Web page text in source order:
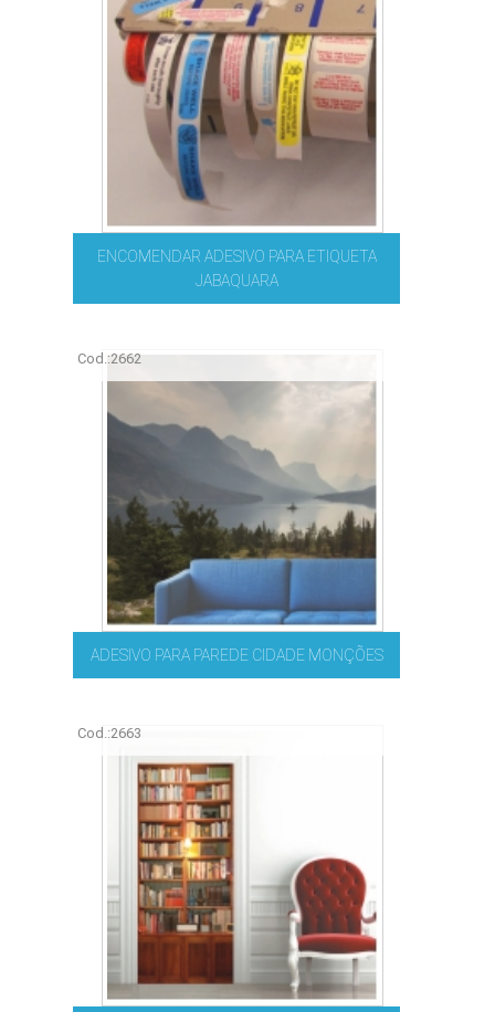
ENCOMENDAR ADESIVO PARA ETIQUETA
JABAQUARA
Cod.:2662
ADESIVO PARA PAREDE CIDADE MONÇÕES
Cod.:2663